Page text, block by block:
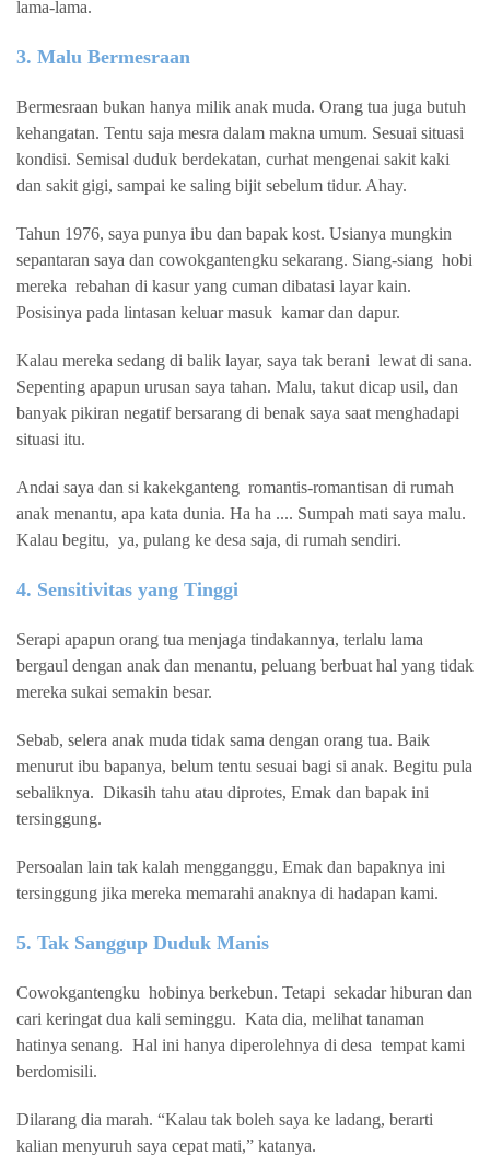
lama-lama.
3. Malu Bermesraan
Bermesraan bukan hanya milik anak muda. Orang tua juga butuh
kehangatan. Tentu saja mesra dalam makna umum. Sesuai situasi
kondisi. Semisal duduk berdekatan, curhat mengenai sakit kaki
dan sakit gigi, sampai ke saling bijit sebelum tidur. Ahay.
Tahun 1976, saya punya ibu dan bapak kost. Usianya mungkin
sepantaran saya dan cowokgantengku sekarang. Siang-siang hobi
mereka rebahan di kasur yang cuman dibatasi layar kain.
Posisinya pada lintasan keluar masuk kamar dan dapur.
Kalau mereka sedang di balik layar, saya tak berani lewat di sana.
Sepenting apapun urusan saya tahan. Malu, takut dicap usil, dan
banyak pikiran negatif bersarang di benak saya saat menghadapi
situasi itu.
Andai saya dan si kakekganteng romantis-romantisan di rumah
anak menantu, apa kata dunia. Ha ha .... Sumpah mati saya malu.
Kalau begitu, ya, pulang ke desa saja, di rumah sendiri.
4. Sensitivitas yang Tinggi
Serapi apapun orang tua menjaga tindakannya, terlalu lama
bergaul dengan anak dan menantu, peluang berbuat hal yang tidak
mereka sukai semakin besar.
Sebab, selera anak muda tidak sama dengan orang tua. Baik
menurut ibu bapanya, belum tentu sesuai bagi si anak. Begitu pula
sebaliknya. Dikasih tahu atau diprotes, Emak dan bapak ini
tersinggung.
Persoalan lain tak kalah mengganggu, Emak dan bapaknya ini
tersinggung jika mereka memarahi anaknya di hadapan kami.
5. Tak Sanggup Duduk Manis
Cowokgantengku hobinya berkebun. Tetapi sekadar hiburan dan
cari keringat dua kali seminggu. Kata dia, melihat tanaman
hatinya senang. Hal ini hanya diperolehnya di desa tempat kami
berdomisili.
Dilarang dia marah. “Kalau tak boleh saya ke ladang, berarti
kalian menyuruh saya cepat mati,” katanya.